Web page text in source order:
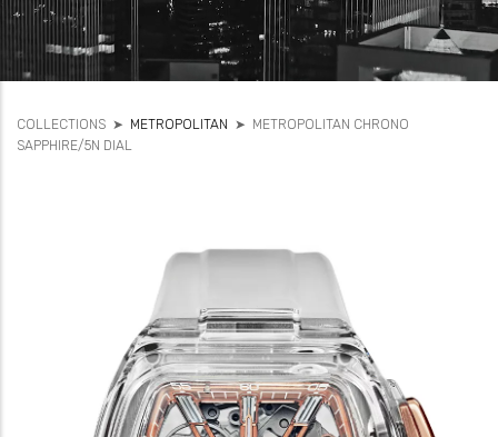
COLLECTIONS ➤ METROPOLITAN ➤ METROPOLITAN CHRONO
SAPPHIRE/5N DIAL